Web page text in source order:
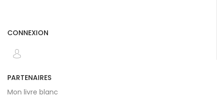
CONNEXION
PARTENAIRES
Mon livre blanc